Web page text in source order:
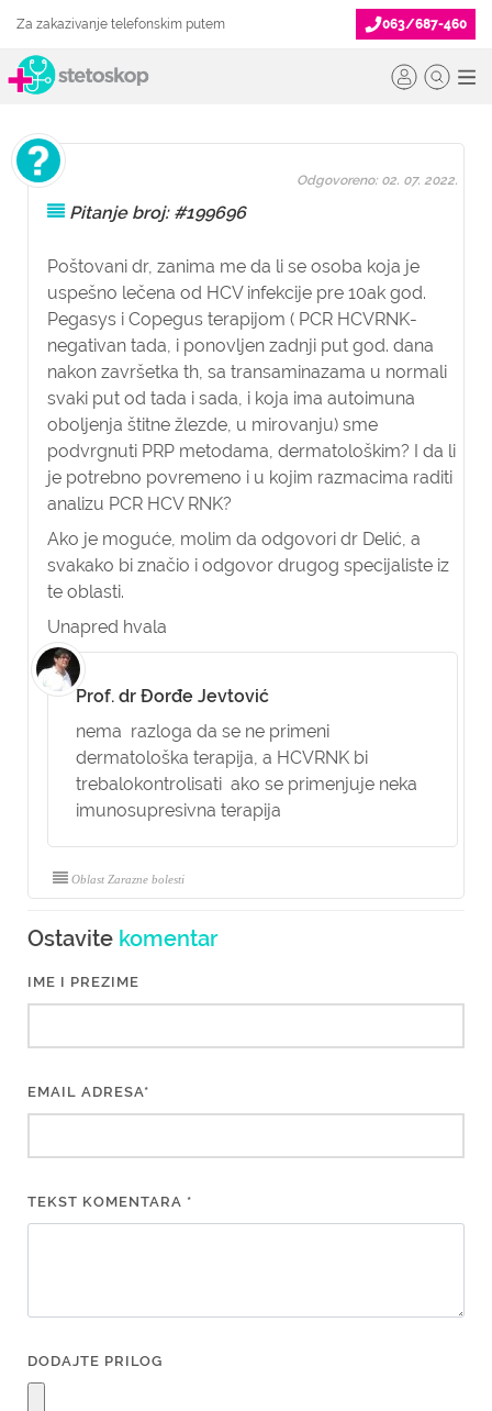
Za zakazivanje telefonskim putem 063/687-460
Pitanje broj: #199696
Poštovani dr, zanima me da li se osoba koja je
uspešno lečena od HCV infekcije pre 10ak god.
Pegasys i Copegus terapijom ( PCR HCVRNK-
negativan tada, i ponovljen zadnji put god. dana
nakon završetka th, sa transaminazama u normali
svaki put od tada i sada, i koja ima autoimuna
oboljenja štitne žlezde, u mirovanju) sme
podvrgnuti PRP metodama, dermatološkim? I da li
je potrebno povremeno i u kojim razmacima raditi
analizu PCR HCV RNK?
Ako je moguće, molim da odgovori dr Delić, a
svakako bi značio i odgovor drugog specijaliste iz
te oblasti.
Unapred hvala
Odgovoreno: 02. 07. 2022.
Prof. dr Đorđe Jevtović
nema razloga da se ne primeni
dermatološka terapija, a HCVRNK bi
trebalokontrolisati ako se primenjuje neka
imunosupresivna terapija
Oblast Zarazne bolesti
Ostavite komentar
IME I PREZIME
EMAIL ADRESA*
TEKST KOMENTARA *
DODAJTE PRILOG